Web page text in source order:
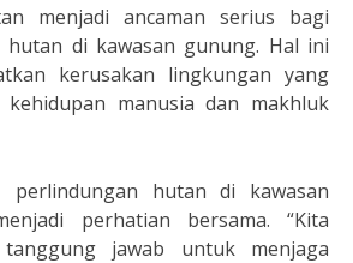
menjadi ancaman serius bagi
hutan di kawasan gunung. Hal ini
kerusakan lingkungan yang
kehidupan manusia dan makhluk
perlindungan hutan di kawasan
perhatian bersama. “Kita
jawab untuk menjaga